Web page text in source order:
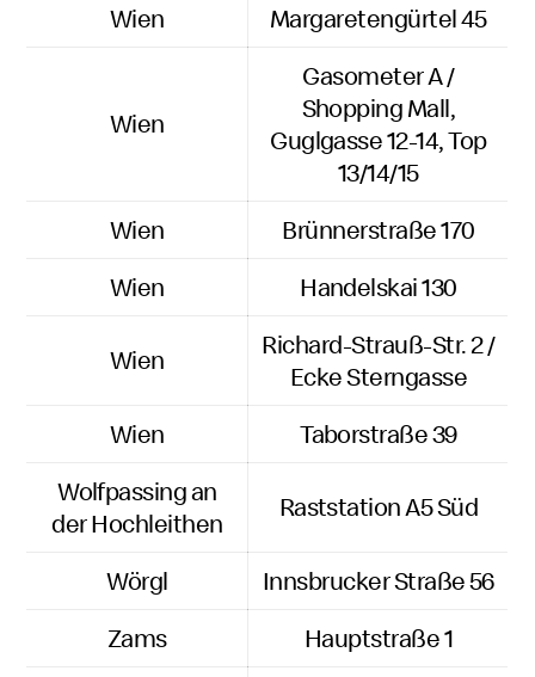
Wien Margaretengürtel 45
Wien
Gasometer A /
Shopping Mall,
Guglgasse 12-14, Top
13/14/15
Wien
Brünnerstraße 170
Wien
Handelskai 130
Wien
Richard-Strauß-Str. 2 /
Ecke Sterngasse
Wien
Taborstraße 39
Wolfpassing an
der Hochleithen
Raststation A5 Süd
Wörgl
Innsbrucker Straße 56
Zams
Hauptstraße 1